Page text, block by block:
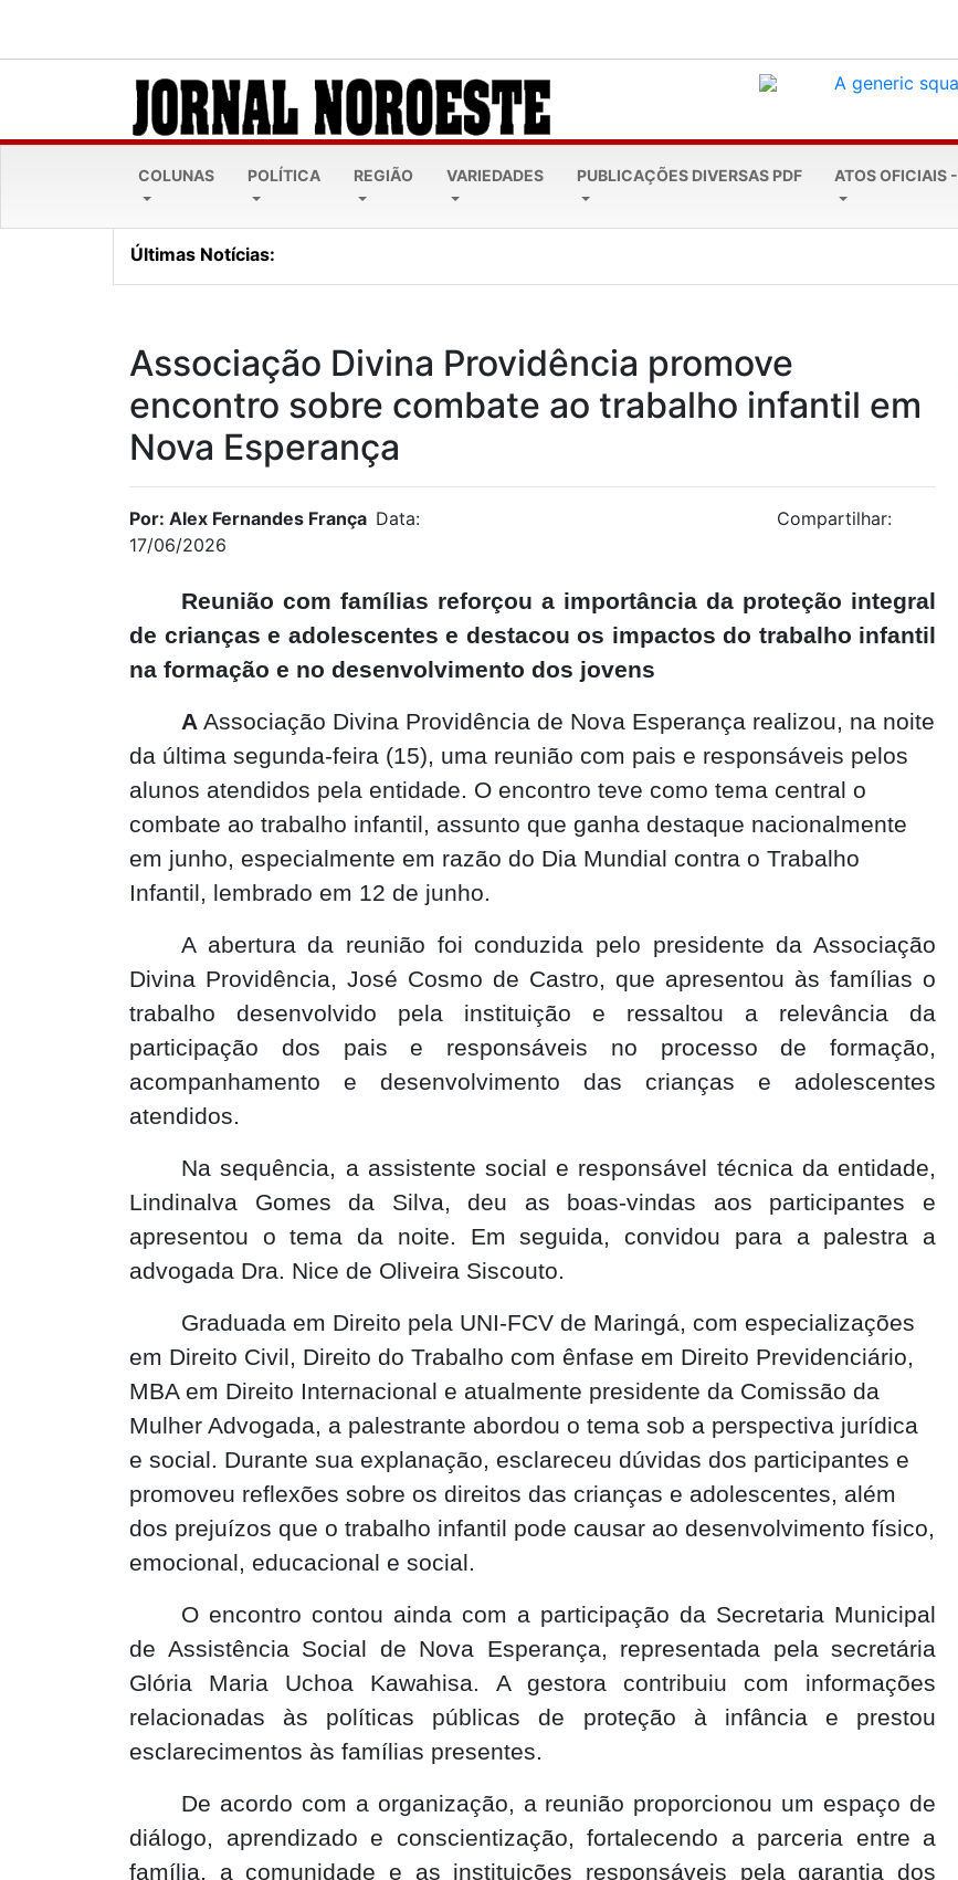
COLUNAS POLÍTICA REGIÃO VARIEDADES PUBLICAÇÕES DIVERSAS PDF ATOS OFICIAIS
Últimas Notícias:
Associação Divina Providência promove
encontro sobre combate ao trabalho infantil em
Nova Esperança
Por: Alex Fernandes França Data:
17/06/2026
Compartilhar:
Reunião com famílias reforçou a importância da proteção integral
de crianças e adolescentes e destacou os impactos do trabalho infantil
na formação e no desenvolvimento dos jovens
A Associação Divina Providência de Nova Esperança realizou, na noite
da última segunda-feira (15), uma reunião com pais e responsáveis pelos
alunos atendidos pela entidade. O encontro teve como tema central o
combate ao trabalho infantil, assunto que ganha destaque nacionalmente
em junho, especialmente em razão do Dia Mundial contra o Trabalho
Infantil, lembrado em 12 de junho.
A abertura da reunião foi conduzida pelo presidente da Associação
Divina Providência, José Cosmo de Castro, que apresentou às famílias o
trabalho desenvolvido pela instituição e ressaltou a relevância da
participação dos pais e responsáveis no processo de formação,
acompanhamento e desenvolvimento das crianças e adolescentes
atendidos.
Na sequência, a assistente social e responsável técnica da entidade,
Lindinalva Gomes da Silva, deu as boas-vindas aos participantes e
apresentou o tema da noite. Em seguida, convidou para a palestra a
advogada Dra. Nice de Oliveira Siscouto.
Graduada em Direito pela UNI-FCV de Maringá, com especializações
em Direito Civil, Direito do Trabalho com ênfase em Direito Previdenciário,
MBA em Direito Internacional e atualmente presidente da Comissão da
Mulher Advogada, a palestrante abordou o tema sob a perspectiva jurídica
e social. Durante sua explanação, esclareceu dúvidas dos participantes e
promoveu reflexões sobre os direitos das crianças e adolescentes, além
dos prejuízos que o trabalho infantil pode causar ao desenvolvimento físico,
emocional, educacional e social.
O encontro contou ainda com a participação da Secretaria Municipal
de Assistência Social de Nova Esperança, representada pela secretária
Glória Maria Uchoa Kawahisa. A gestora contribuiu com informações
relacionadas às políticas públicas de proteção à infância e prestou
esclarecimentos às famílias presentes.
De acordo com a organização, a reunião proporcionou um espaço de
diálogo, aprendizado e conscientização, fortalecendo a parceria entre a
família, a comunidade e as instituições responsáveis pela garantia dos